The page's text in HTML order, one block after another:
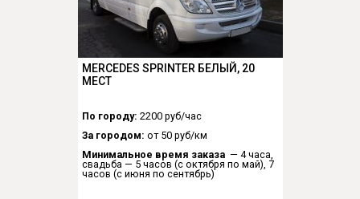
MERCEDES SPRINTER БЕЛЫЙ, 20
МЕСТ
По городу: 2200 руб/час
За городом: от 50 руб/км
Минимальное время заказа— 4 часа,
свадьба — 5 часов (с октября по май), 7
часов (с июня по сентябрь)